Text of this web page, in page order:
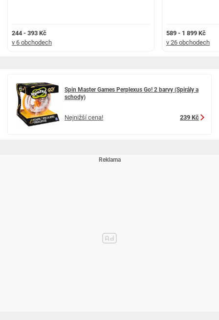
244 - 393 Kč
v 6 obchodech
589 - 1 899 Kč
v 26 obchodech
Spin Master Games Perplexus Go! 2 barvy (Spirály a
schody)
Nejnižší cena! 239 Kč